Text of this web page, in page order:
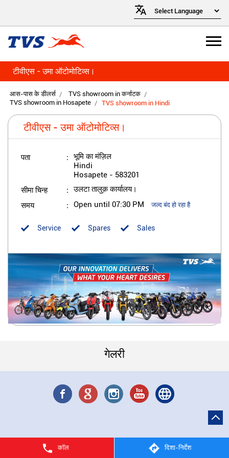
टीवीएस - उमा ऑटोमोटिव्स।
आस-पास के डीलर्स
TVS showroom in कर्नाटक
TVS showroom in Hosapete
TVS showroom in Hindi
टीवीएस - उमा ऑटोमोटिव्स।
पता
भूमि का मंज़िल
Hindi
Hosapete - 583201
सीमा चिन्ह उलटा तालुक़ कार्यालय।
समय Open until 07:30 PM जल्द बंद हो रहा है
Sales
Service Spares
कॉल दिशा-निर्देश
गेलरी